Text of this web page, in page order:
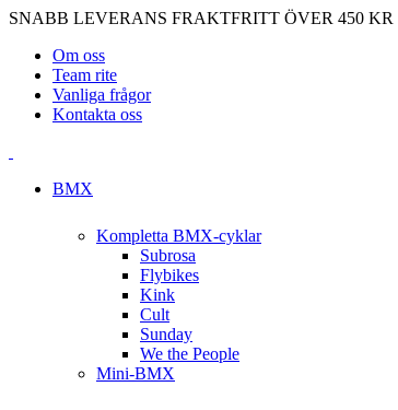
SNABB LEVERANS FRAKTFRITT ÖVER 450 KR
Om oss
Team rite
Vanliga frågor
Kontakta oss
BMX
Kompletta BMX-cyklar
Subrosa
Flybikes
Kink
Cult
Sunday
We the People
Mini-BMX